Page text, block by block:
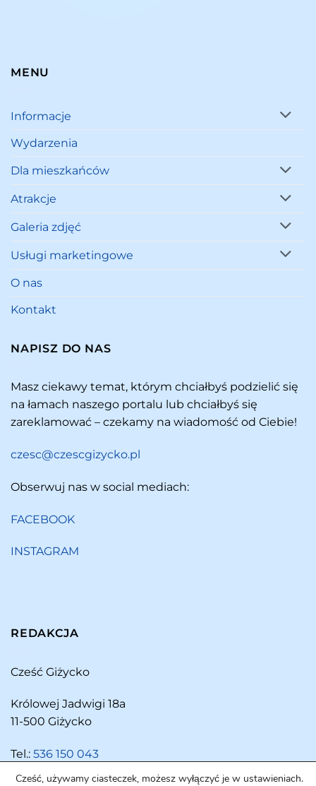
MENU
Informacje
Wydarzenia
Dla mieszkańców
Atrakcje
Galeria zdjęć
Usługi marketingowe
O nas
Kontakt
NAPISZ DO NAS
Masz ciekawy temat, którym chciałbyś podzielić się
na łamach naszego portalu lub chciałbyś się
zareklamować – czekamy na wiadomość od Ciebie!
czesc@czescgizycko.pl
Obserwuj nas w social mediach:
FACEBOOK
INSTAGRAM
REDAKCJA
Cześć Giżycko
Królowej Jadwigi 18a
11-500 Giżycko
Tel.: 536 150 043
Cześć, używamy ciasteczek, możesz wyłączyć je w ustawieniach.